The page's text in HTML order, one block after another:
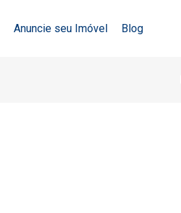
Anuncie seu Imóvel Blog